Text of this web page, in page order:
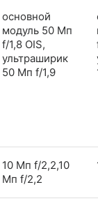
основной
модуль 50 Мп
f/1,8 OIS,
ультраширик
50 Мп f/1,9
10 Мп f/2,2,10
Мп f/2,2